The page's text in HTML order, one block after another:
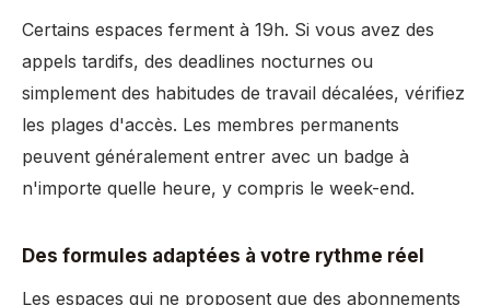
Certains espaces ferment à 19h. Si vous avez des
appels tardifs, des deadlines nocturnes ou
simplement des habitudes de travail décalées, vérifiez
les plages d'accès. Les membres permanents
peuvent généralement entrer avec un badge à
n'importe quelle heure, y compris le week-end.
Des formules adaptées à votre rythme réel
Les espaces qui ne proposent que des abonnements